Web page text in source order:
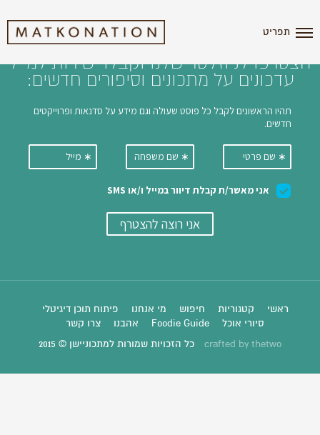
תפריט
הצטרפו לניוזלטר שלנו וקבלו ישירות למייל
עדכונים על מתכונים וסיפורים חדשים:
ראשי קטגוריות חיפוש מי אנחנו
פיתוח תוכן דיגיטלי
סיורי אוכל
Foodie Guide אהבנו צרו קשר
crafted by thetwo כל הזכויות שמורות למתכוניישן © 2015